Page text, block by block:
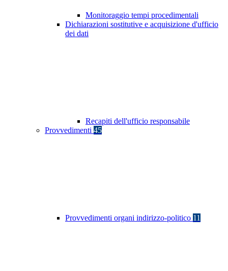
Monitoraggio tempi procedimentali
Dichiarazioni sostitutive e acquisizione d'ufficio
dei dati
Recapiti dell'ufficio responsabile
Provvedimenti 45
Provvedimenti organi indirizzo-politico 11